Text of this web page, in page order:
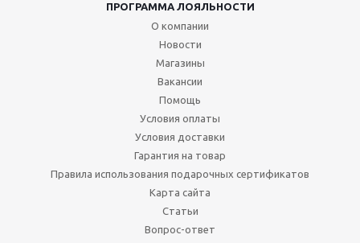
ПРОГРАММА ЛОЯЛЬНОСТИ
О компании
Новости
Магазины
Вакансии
Помощь
Условия оплаты
Условия доставки
Гарантия на товар
Правила использования подарочных сертификатов
Карта сайта
Статьи
Вопрос-ответ